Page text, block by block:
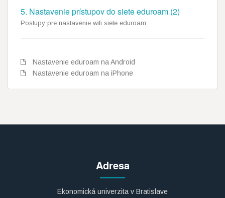
5. Nastavenie prístupov do siete eduroam (2)
Postupy pre nastavenie wifi siete eduroam.
Nastavenie eduroam na Android
Nastavenie eduroam na iPhone
Adresa
Ekonomická univerzita v Bratislave